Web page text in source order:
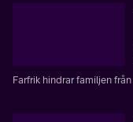
Farfrik hindrar familjen